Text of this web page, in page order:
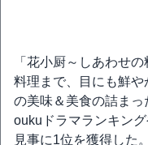
「花小厨～しあわせ
料理まで、目にも鮮
の美味＆美食の詰ま
oukuドラマランキン
見事に1位を獲得した。